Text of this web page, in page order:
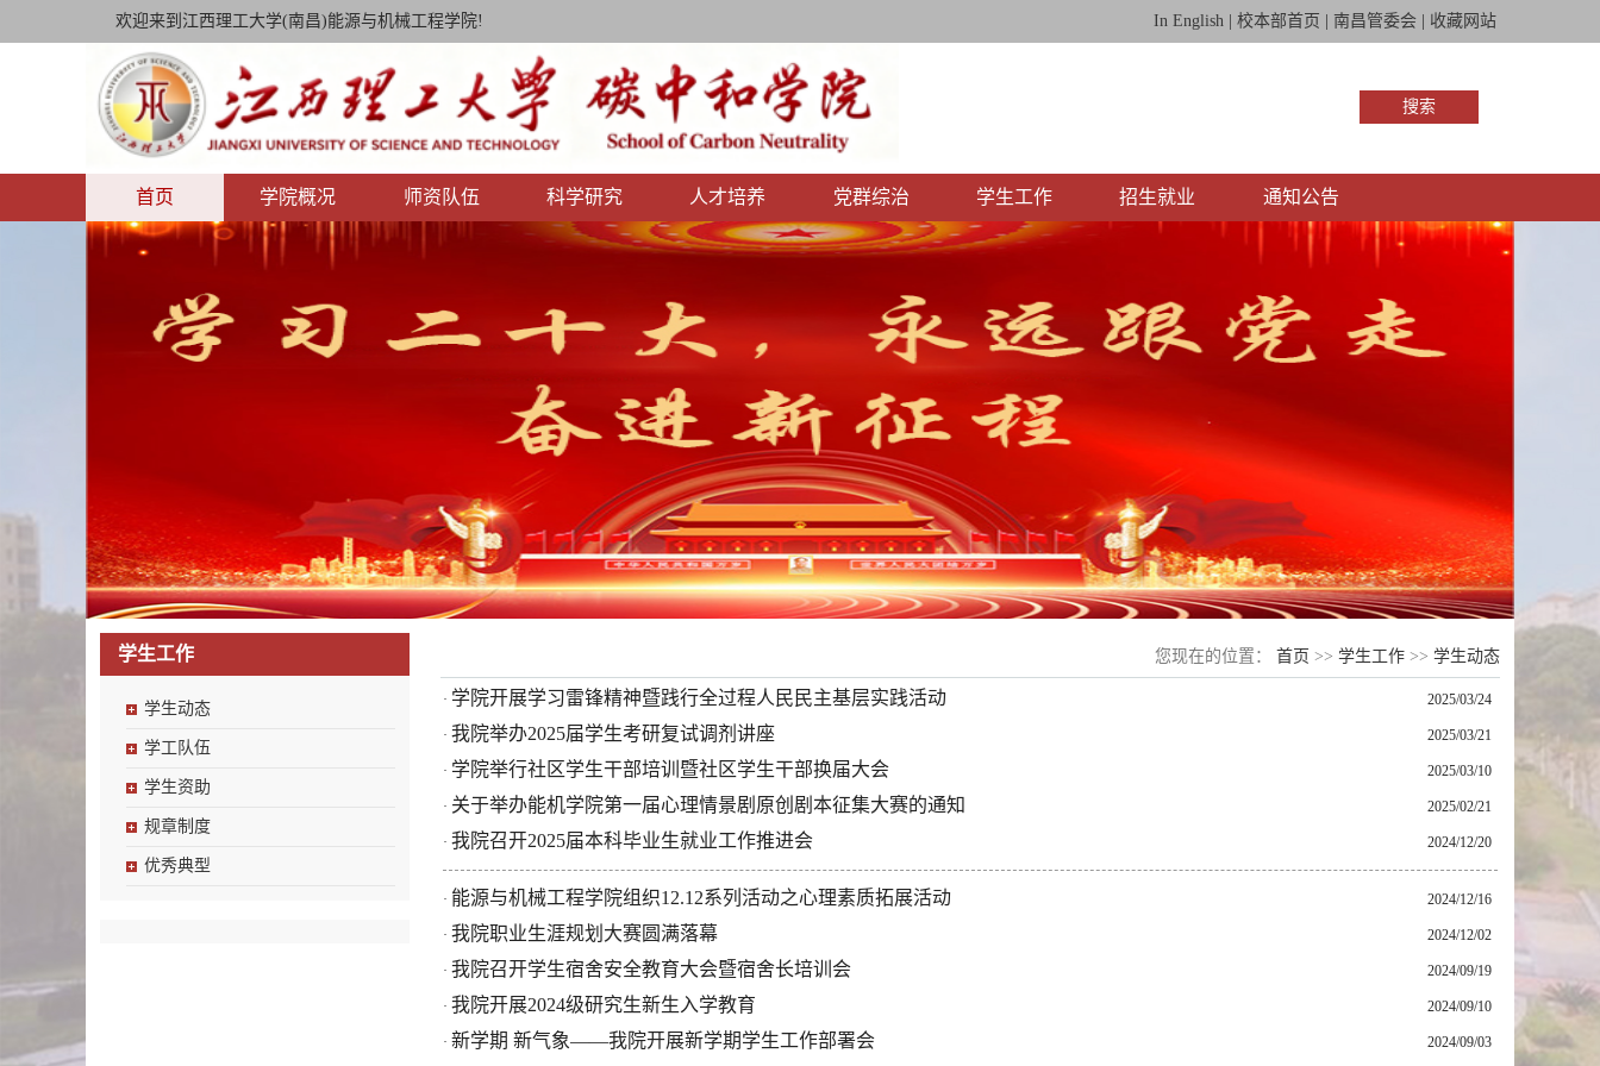
欢迎来到江西理工大学(南昌)能源与机械工程学院! In English 校本部首页 南昌管委会 收藏网站
搜索
首页 学院概况 师资队伍 科学研究 人才培养 党群综治 学生工作 招生就业 通知公告
学生工作
学生动态
学工队伍
学生资助
规章制度
优秀典型
您现在的位置： 首页 >> 学生工作 >> 学生动态
· 学院开展学习雷锋精神暨践行全过程人民民主基层实践活动 2025/03/24
· 我院举办2025届学生考研复试调剂讲座 2025/03/21
· 学院举行社区学生干部培训暨社区学生干部换届大会 2025/03/10
· 关于举办能机学院第一届心理情景剧原创剧本征集大赛的通知 2025/02/21
· 我院召开2025届本科毕业生就业工作推进会 2024/12/20
· 能源与机械工程学院组织12.12系列活动之心理素质拓展活动 2024/12/16
· 我院职业生涯规划大赛圆满落幕 2024/12/02
· 我院召开学生宿舍安全教育大会暨宿舍长培训会 2024/09/19
· 我院开展2024级研究生新生入学教育 2024/09/10
· 新学期 新气象——我院开展新学期学生工作部署会 2024/09/03